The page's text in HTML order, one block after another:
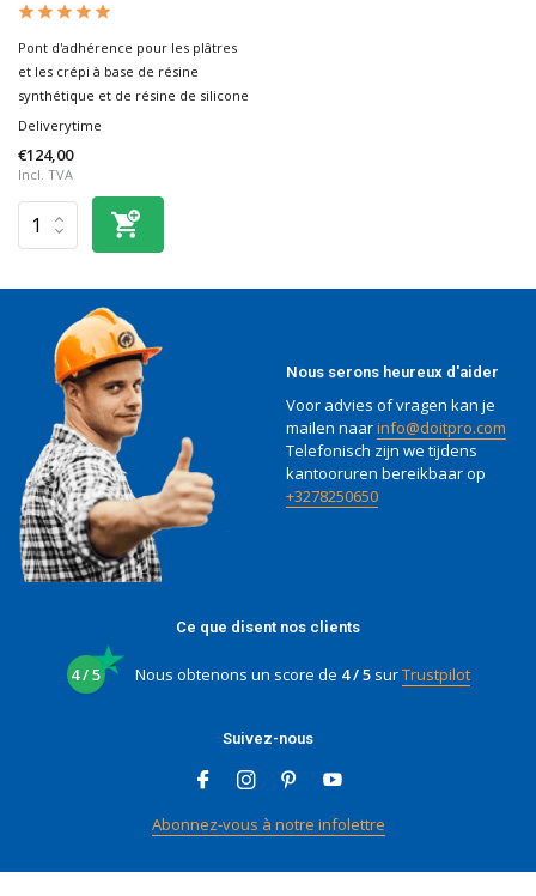
Pont d'adhérence pour les plâtres
et les crépi à base de résine
synthétique et de résine de silicone
Deliverytime
€124,00
Incl. TVA
Nous serons heureux d'aider
Voor advies of vragen kan je
mailen naarinfo@doitpro.com
Telefonisch zijn we tijdens
kantooruren bereikbaar op
+3278250650
Ce que disent nos clients
4 / 5 Nous obtenons un score de 4 / 5surTrustpilot
Suivez-nous
Abonnez-vous à notre infolettre